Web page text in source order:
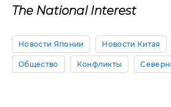
The National Interest
Новости Японии Новости Китая
Общество Конфликты